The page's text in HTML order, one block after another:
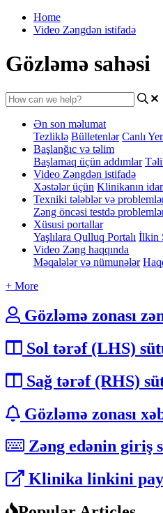
Home
Video Zəngdən istifadə
Gözləmə sahəsi
Ən son məlumat
Tezliklə Bülletenlər Canlı
Başlanğıc və təlim
Başlamaq üçün addımlar
Video Zəngdən istifadə
Xəstələr üçün Klinikanın
Texniki tələblər və
Zəng öncəsi testdə
Xüsusi portallar
Yaşlılara Qulluq Portalı İlkin
Video Zəng haqqında
Məqalələr və nümunələr
+ More
Gözləmə zonası
Sol tərəf (LHS)
Sağ tərəf (RHS)
Gözləmə zonası
Zəng edənin giriş
Klinika linkini